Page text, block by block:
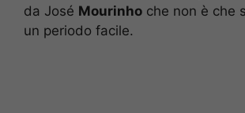
da José Mourinho che non è che
un periodo facile.